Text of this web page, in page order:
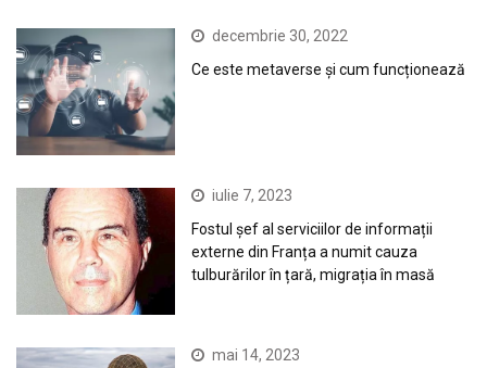
decembrie 30, 2022
Ce este metaverse și cum funcționează
iulie 7, 2023
Fostul șef al serviciilor de informații
externe din Franța a numit cauza
tulburărilor în țară, migrația în masă
mai 14, 2023